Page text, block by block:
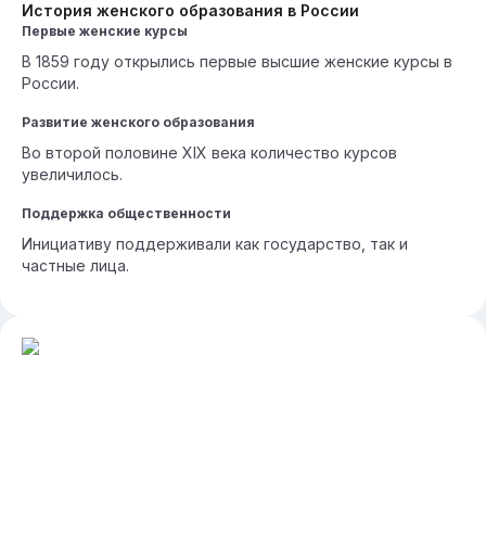
История женского образования в России
Первые женские курсы
В 1859 году открылись первые высшие женские курсы в
России.
Развитие женского образования
Во второй половине XIX века количество курсов
увеличилось.
Поддержка общественности
Инициативу поддерживали как государство, так и
частные лица.